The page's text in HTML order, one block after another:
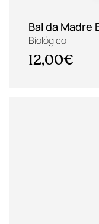
Bal da Madre
Biológico
12,00€